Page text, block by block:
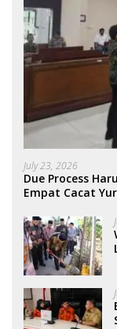
July 23, 2026
Due Process
Empat Cacat